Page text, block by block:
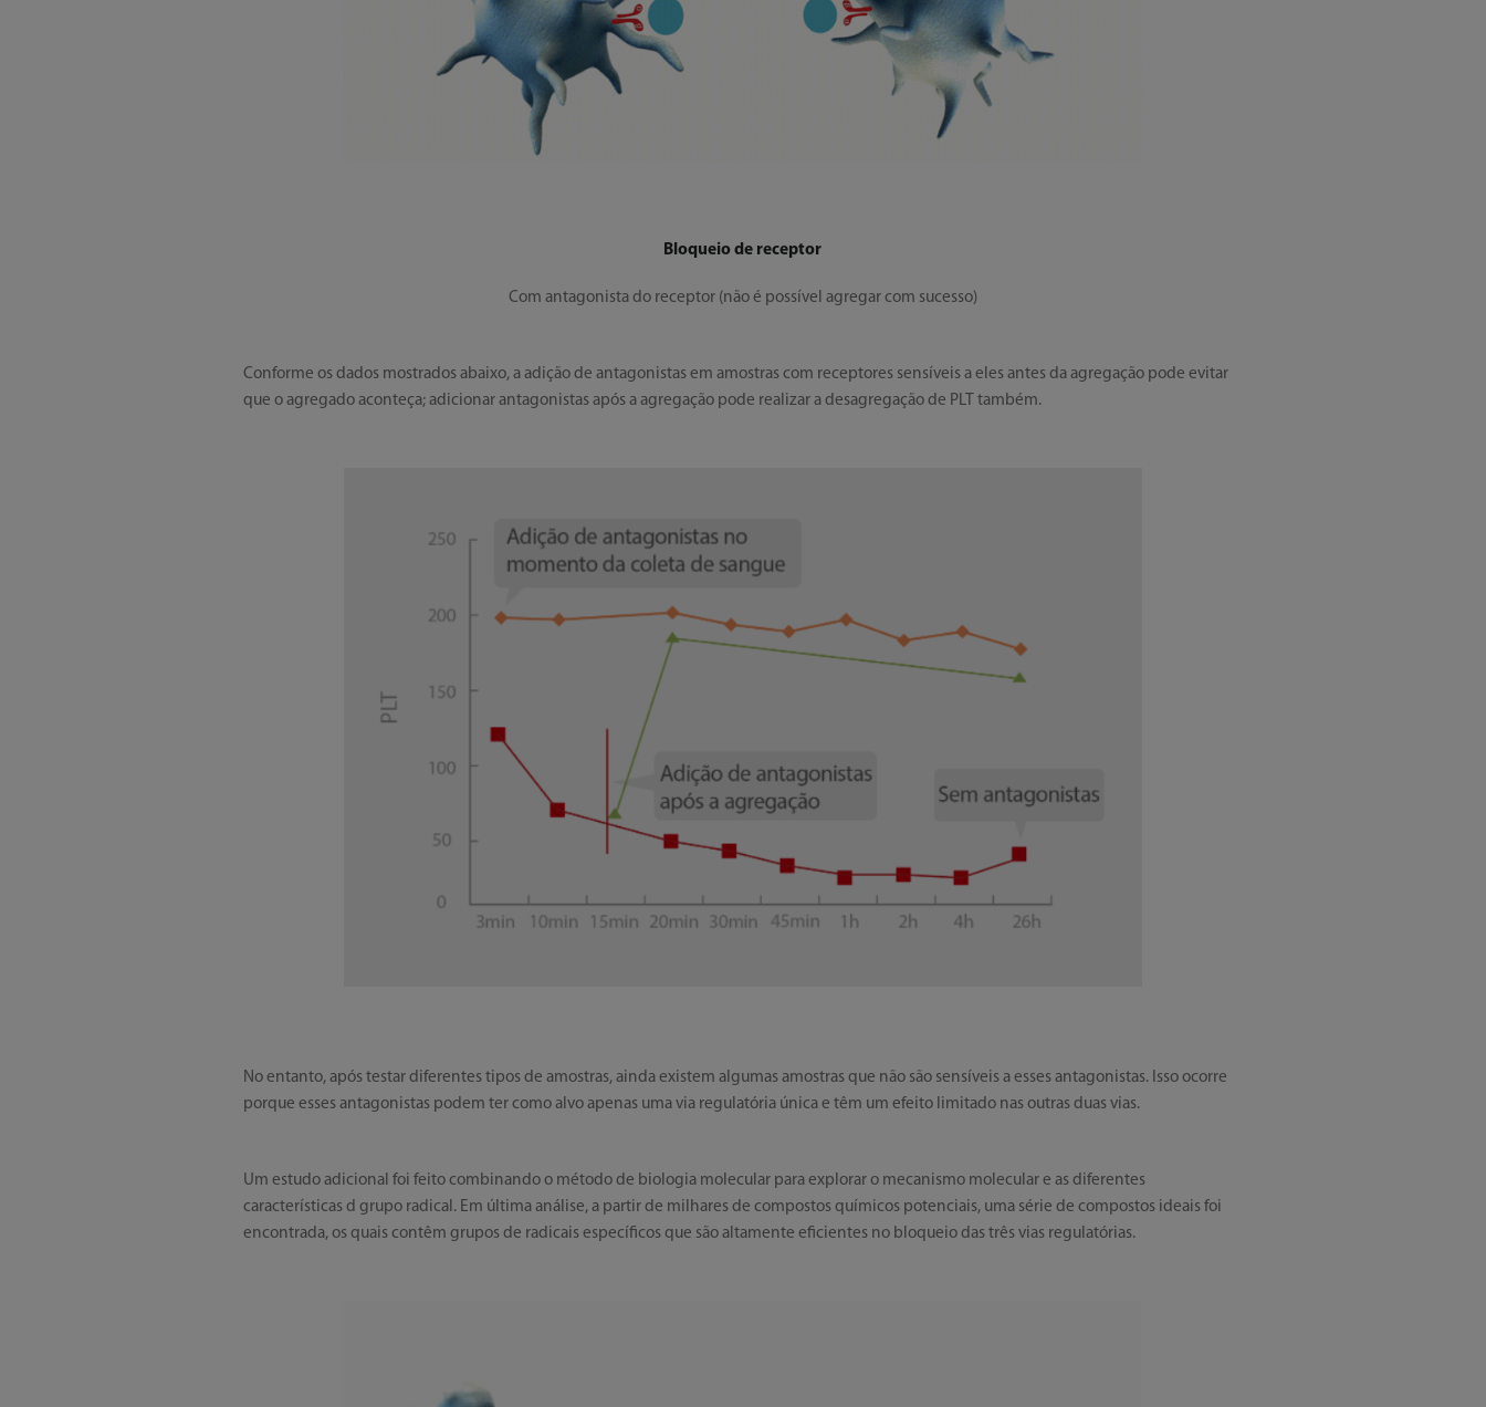
Bloqueio de receptor
Com antagonista do receptor (não é possível agregar com sucesso)
Conforme os dados mostrados abaixo, a adição de antagonistas em amostras com receptores sensíveis a eles antes da agregação pode evitar
que o agregado aconteça; adicionar antagonistas após a agregação pode realizar a desagregação de PLT também.
No entanto, após testar diferentes tipos de amostras, ainda existem algumas amostras que não são sensíveis a esses antagonistas. Isso ocorre
porque esses antagonistas podem ter como alvo apenas uma via regulatória única e têm um efeito limitado nas outras duas vias.
Um estudo adicional foi feito combinando o método de biologia molecular para explorar o mecanismo molecular e as diferentes
características d grupo radical. Em última análise, a partir de milhares de compostos químicos potenciais, uma série de compostos ideais foi
encontrada, os quais contêm grupos de radicais específicos que são altamente eficientes no bloqueio das três vias regulatórias.